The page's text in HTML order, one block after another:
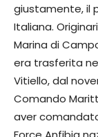
giustamente, il
Italiana.
Marina di
era trasferita
Vitiello, dal
Comando
aver